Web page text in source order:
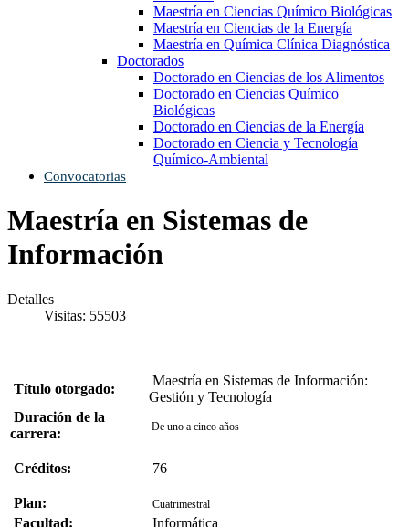
Maestría en Ciencias Químico Biológicas
Maestría en Ciencias de la Energía
Maestría en Química Clínica Diagnóstica
Doctorados
Doctorado en Ciencias de los Alimentos
Doctorado en Ciencias Químico
Biológicas
Doctorado en Ciencias de la Energía
Doctorado en Ciencia y Tecnología
Químico-Ambiental
Convocatorias
Maestría en Sistemas de
Información
Detalles
Visitas: 55503
Título otorgado:
Maestría en Sistemas de Información:
Gestión y Tecnología
Duración de la
carrera:
De uno a cinco años
Créditos: 76
Plan: Cuatrimestral
Facultad:
Informática